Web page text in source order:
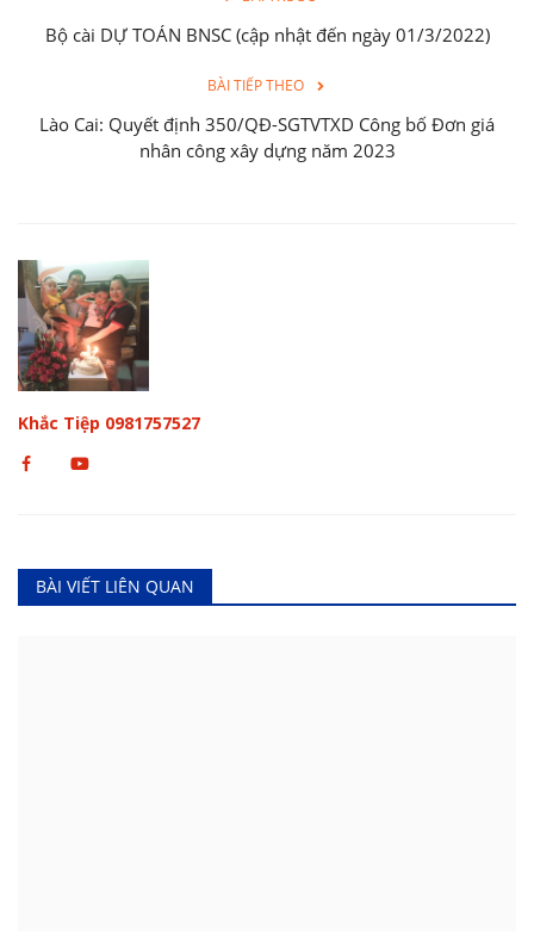
Bộ cài DỰ TOÁN BNSC (cập nhật đến ngày 01/3/2022)
BÀI TIẾP THEO
Lào Cai: Quyết định 350/QĐ-SGTVTXD Công bố Đơn giá
nhân công xây dựng năm 2023
Khắc Tiệp 0981757527
BÀI VIẾT LIÊN QUAN